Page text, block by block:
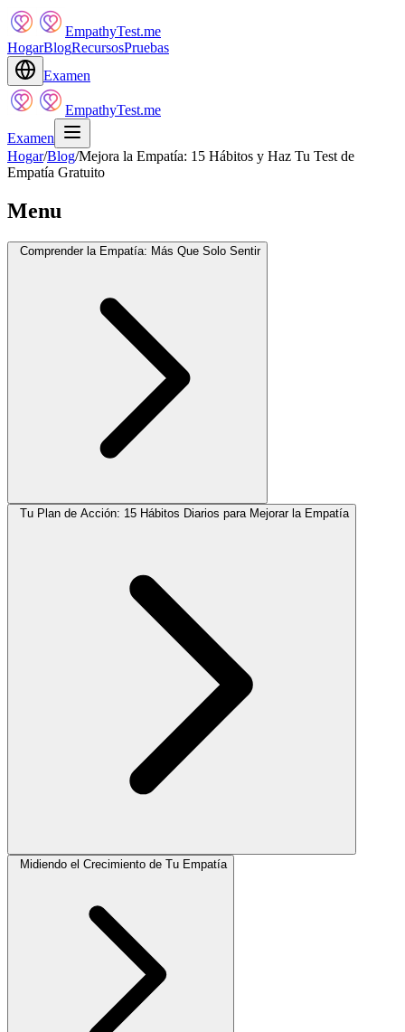
EmpathyTest.me
HogarBlogRecursosPruebas
Examen
EmpathyTest.me
Examen
Hogar/Blog/Mejora la Empatía: 15 Hábitos y Haz Tu Test de
Empatía Gratuito
Menu
Comprender la Empatía: Más Que Solo Sentir
Tu Plan de Acción: 15 Hábitos Diarios para Mejorar la Empatía
Midiendo el Crecimiento de Tu Empatía